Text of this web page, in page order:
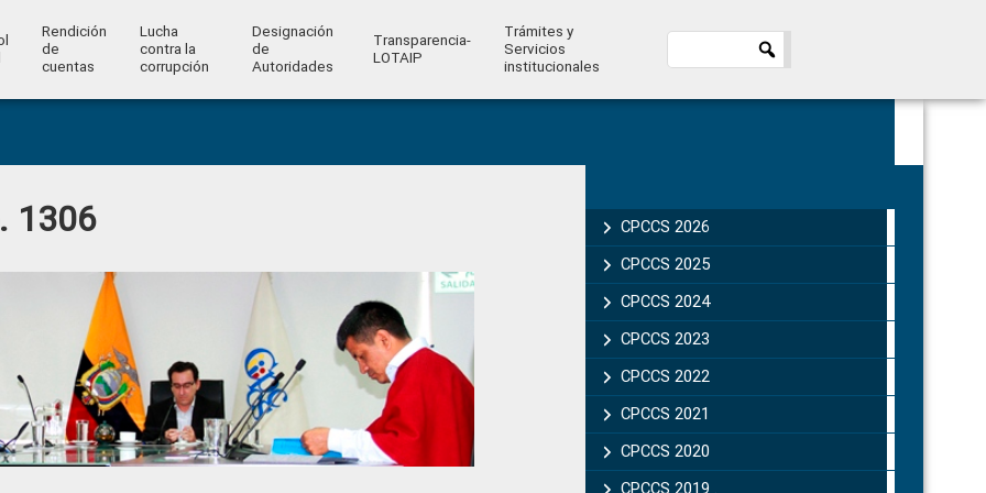
Rendición
de
cuentas
Lucha
contra la
corrupción
Designación
de
Autoridades
Transparencia-
LOTAIP
Trámites y
Servicios
institucionales
1306
Sidebar
CPCCS 2026
CPCCS 2025
CPCCS 2024
CPCCS 2023
CPCCS 2022
CPCCS 2021
CPCCS 2020
CPCCS 2019 .